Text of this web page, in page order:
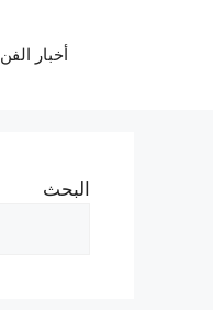
أخبار الفن
البحث